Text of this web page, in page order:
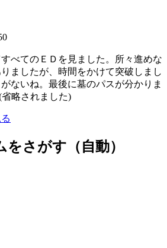
べてのＥＤを見ました。所々進めな
ましたが、時間をかけて突破しまし
ないね。最後に墓のパスが分かりま
略されました)
さがす（自動）